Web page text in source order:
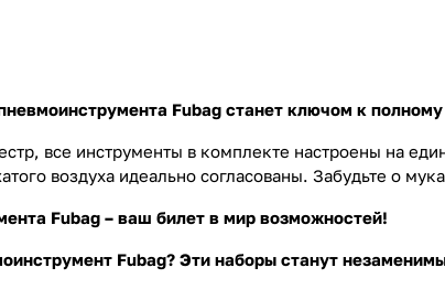
Fubag станет ключом к
все инструменты в комплекте настроены на
воздуха идеально согласованы. Забудьте о
Fubag – ваш билет в мир возможностей!
Fubag? Эти наборы станут